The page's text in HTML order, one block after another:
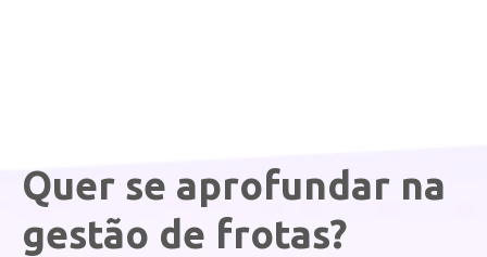
Quer se aprofundar na
gestão de frotas?